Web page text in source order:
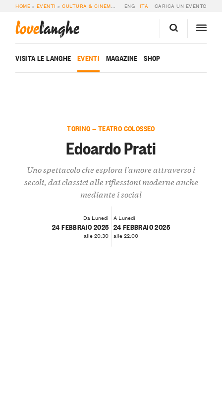
HOME » EVENTI »CULTURA & CINEMA » EDOARDO PRATI
ENG ITA CARICA UN EVENTO
lovelanghe
VISITA LE LANGHE EVENTI MAGAZINE SHOP
TORINO — TEATRO COLOSSEO
Edoardo Prati
Uno spettacolo che esplora l'amore attraverso i
secoli, dai classici alle riflessioni moderne anche
mediante i social
Da Lunedì
24 FEBBRAIO 2025
alle 20:30
A Lunedì
24 FEBBRAIO 2025
alle 22:00